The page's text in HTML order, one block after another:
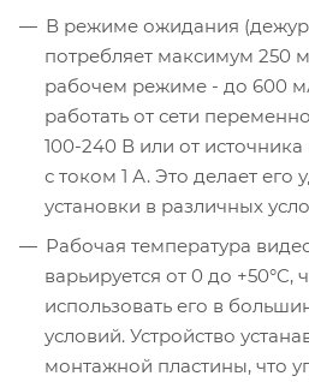
В режиме ожидания
потребляет максимум 250
рабочем режиме - до 600
работать от сети
100-240 В или от источника
с током 1 А. Это делает его
установки в различных
Рабочая температура
варьируется от 0 до +50°C,
использовать его в
условий. Устройство
монтажной пластины, что